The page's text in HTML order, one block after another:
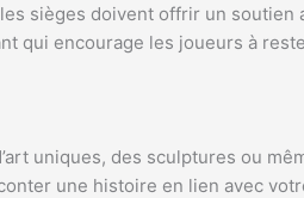
sièges doivent offrir un
qui encourage les joueurs à
uniques, des sculptures ou
une histoire en lien avec